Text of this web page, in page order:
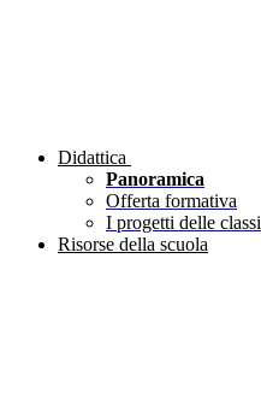
Didattica
Panoramica
Offerta formativa
I progetti delle classi
Risorse della scuola